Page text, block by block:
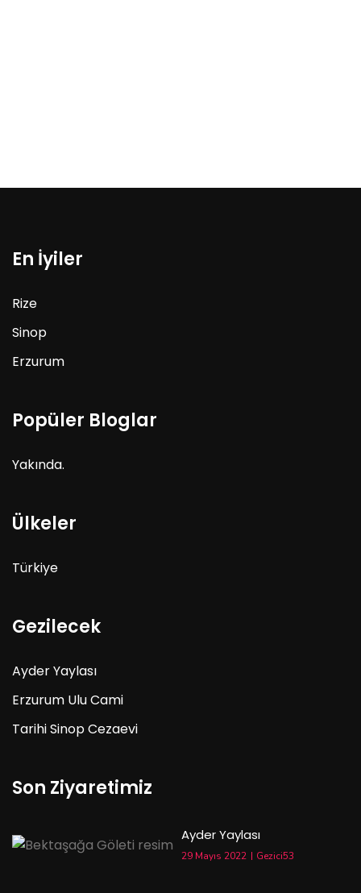
En İyiler
Rize
Sinop
Erzurum
Popüler Bloglar
Yakında.
Ülkeler
Türkiye
Gezilecek
Ayder Yaylası
Erzurum Ulu Cami
Tarihi Sinop Cezaevi
Son Ziyaretimiz
Ayder Yaylası
29 Mayıs 2022 Gezici53